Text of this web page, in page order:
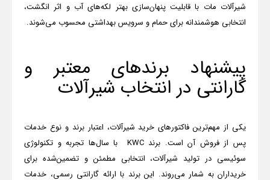
شیرآلات مات با قابلیت پنهان‌سازی بهتر لکه‌های آب و اثر انگشت،
انتخابی هوشمندانه برای حمام‌ و سرویس بهداشتی محسوب می‌شوند.
پیشنهاد برندهای معتبر و
گارانتی در انتخاب شیرآلات
یکی از مهم‌ترین فاکتورهای خرید شیرآلات، اعتبار برند و نوع خدمات
پس از فروش آن است. برندKWC با سال‌ها تجربه و تکنولوژی
سوئیسی در تولید شیرآلات، انتخابی مطمئن و تضمین‌شده برای
خریداران به شمار می‌روند. این برند با ارائه گارانتی رسمی، خدمات